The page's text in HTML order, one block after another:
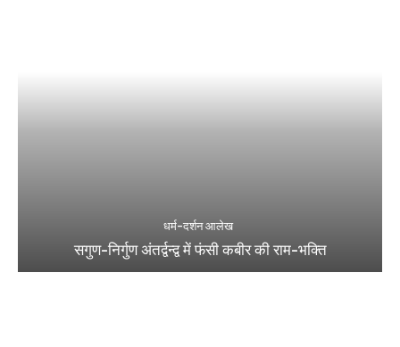
धर्म-दर्शन आलेख
सगुण-निर्गुण अंतर्द्वन्द्व में फंसी कबीर की राम-भक्ति